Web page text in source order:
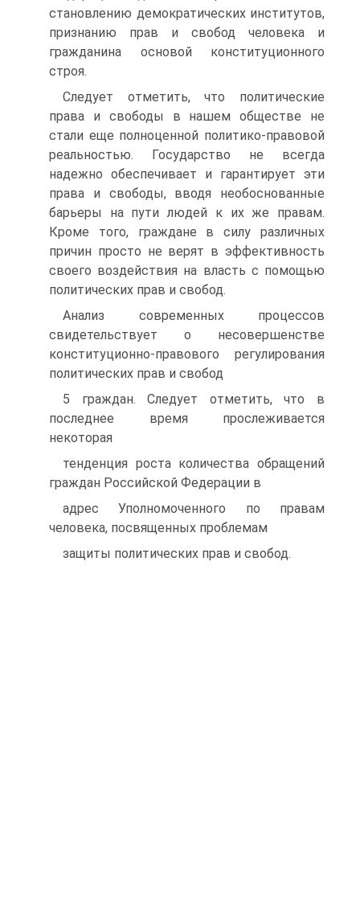
становлению демократических институтов,
признанию прав и свобод человека и
гражданина основой конституционного
строя.
Следует отметить, что политические
права и свободы в нашем обществе не
стали еще полноценной политико-правовой
реальностью. Государство не всегда
надежно обеспечивает и гарантирует эти
права и свободы, вводя необоснованные
барьеры на пути людей к их же правам.
Кроме того, граждане в силу различных
причин просто не верят в эффективность
своего воздействия на власть с помощью
политических прав и свобод.
Анализ современных процессов
свидетельствует о несовершенстве
конституционно-правового регулирования
политических прав и свобод
5 граждан. Следует отметить, что в
последнее время прослеживается
некоторая
тенденция роста количества обращений
граждан Российской Федерации в
адрес Уполномоченного по правам
человека, посвященных проблемам
защиты политических прав и свобод.